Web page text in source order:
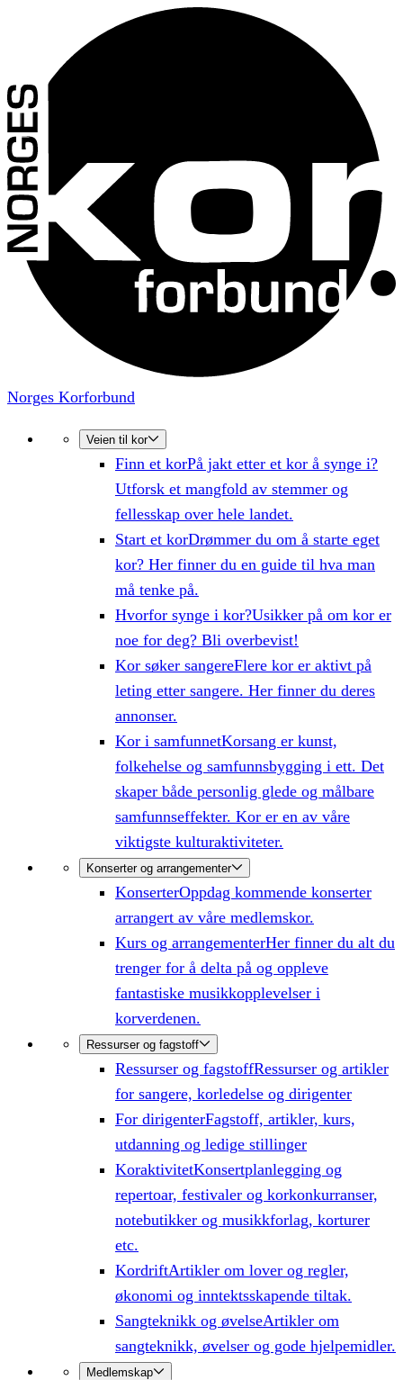
Norges Korforbund
Veien til kor
Finn et korPå jakt etter et kor å synge i?
Utforsk et mangfold av stemmer og
fellesskap over hele landet.
Start et korDrømmer du om å starte eget
kor? Her finner du en guide til hva man
må tenke på.
Hvorfor synge i kor?Usikker på om kor er
noe for deg? Bli overbevist!
Kor søker sangereFlere kor er aktivt på
leting etter sangere. Her finner du deres
annonser.
Kor i samfunnetKorsang er kunst,
folkehelse og samfunnsbygging i ett. Det
skaper både personlig glede og målbare
samfunnseffekter. Kor er en av våre
viktigste kulturaktiviteter.
Konserter og arrangementer
KonserterOppdag kommende konserter
arrangert av våre medlemskor.
Kurs og arrangementerHer finner du alt du
trenger for å delta på og oppleve
fantastiske musikkopplevelser i
korverdenen.
Ressurser og fagstoff
Ressurser og fagstoffRessurser og artikler
for sangere, korledelse og dirigenter
For dirigenterFagstoff, artikler, kurs,
utdanning og ledige stillinger
KoraktivitetKonsertplanlegging og
repertoar, festivaler og korkonkurranser,
notebutikker og musikkforlag, korturer
etc.
KordriftArtikler om lover og regler,
økonomi og inntektsskapende tiltak.
Sangteknikk og øvelseArtikler om
sangteknikk, øvelser og gode hjelpemidler.
Medlemskap